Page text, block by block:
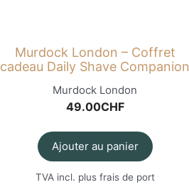
Murdock London – Coffret
cadeau Daily Shave Companion
Murdock London
49.00CHF
Ajouter au panier
TVA incl. plus frais de port